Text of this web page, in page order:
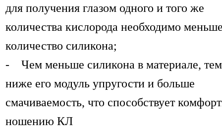
для получения глазом одного и того же
количества кислорода необходимо
количество силикона;
- Чем меньше силикона в материале, тем
ниже его модуль упругости и больше
смачиваемость, что способствует
ношению КЛ